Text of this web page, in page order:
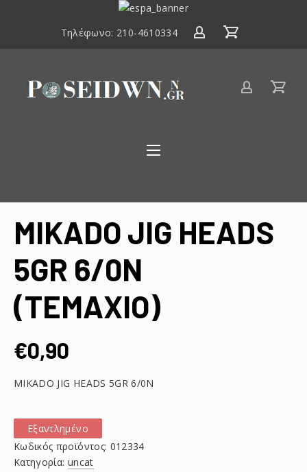
ΕΣΠΑ
2020
Τηλέφωνο: 210-4610334
Είδη
MIKADO JIG HEADS
5GR 6/0N
(TEMAXIO)
€0,90
MIKADO JIG HEADS 5GR 6/0N
Εξαντλημένο
Κωδικός προϊόντος: 012334
Κατηγορία: uncat